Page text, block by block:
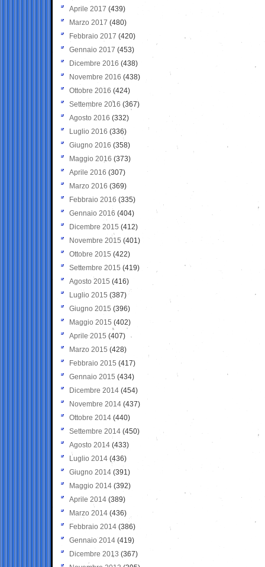
Aprile 2017 (439)
Marzo 2017 (480)
Febbraio 2017 (420)
Gennaio 2017 (453)
Dicembre 2016 (438)
Novembre 2016 (438)
Ottobre 2016 (424)
Settembre 2016 (367)
Agosto 2016 (332)
Luglio 2016 (336)
Giugno 2016 (358)
Maggio 2016 (373)
Aprile 2016 (307)
Marzo 2016 (369)
Febbraio 2016 (335)
Gennaio 2016 (404)
Dicembre 2015 (412)
Novembre 2015 (401)
Ottobre 2015 (422)
Settembre 2015 (419)
Agosto 2015 (416)
Luglio 2015 (387)
Giugno 2015 (396)
Maggio 2015 (402)
Aprile 2015 (407)
Marzo 2015 (428)
Febbraio 2015 (417)
Gennaio 2015 (434)
Dicembre 2014 (454)
Novembre 2014 (437)
Ottobre 2014 (440)
Settembre 2014 (450)
Agosto 2014 (433)
Luglio 2014 (436)
Giugno 2014 (391)
Maggio 2014 (392)
Aprile 2014 (389)
Marzo 2014 (436)
Febbraio 2014 (386)
Gennaio 2014 (419)
Dicembre 2013 (367)